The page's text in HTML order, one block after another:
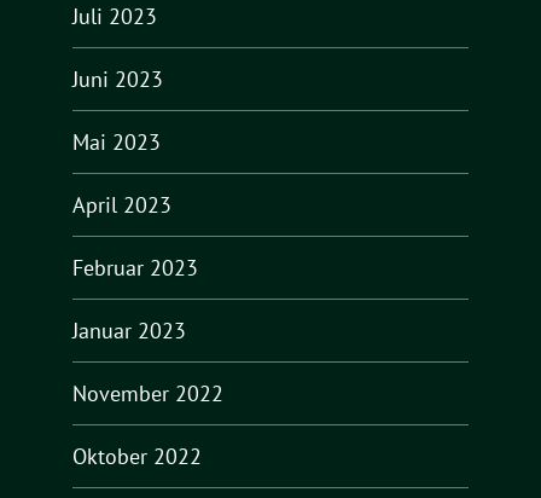
Juli 2023
Juni 2023
Mai 2023
April 2023
Februar 2023
Januar 2023
November 2022
Oktober 2022